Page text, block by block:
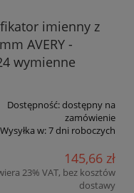
imienny z
AVERY -
wymienne
Dostępność:dostępny na
zamówienie
Wysyłka w:7 dni roboczych
145,66 zł
23% VAT, bez kosztów
dostawy